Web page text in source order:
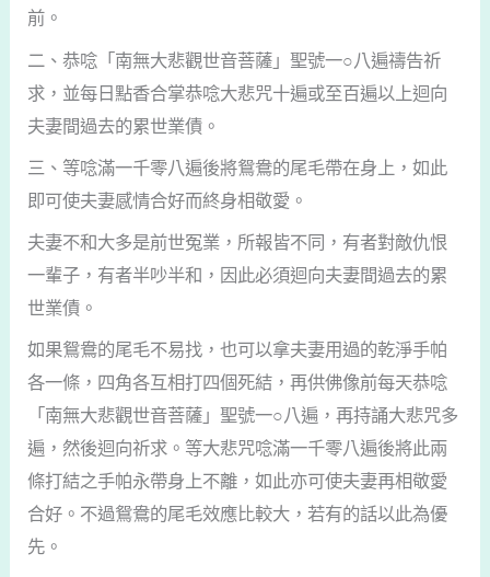
前。
二、恭唸「南無大悲觀世音菩薩」聖號一○八遍禱告祈
求，並每日點香合掌恭唸大悲咒十遍或至百遍以上迴向
夫妻間過去的累世業債。
三、等唸滿一千零八遍後將鴛鴦的尾毛帶在身上，如此
即可使夫妻感情合好而終身相敬愛。
夫妻不和大多是前世冤業，所報皆不同，有者對敵仇恨
一輩子，有者半吵半和，因此必須迴向夫妻間過去的累
世業債。
如果鴛鴦的尾毛不易找，也可以拿夫妻用過的乾淨手帕
各一條，四角各互相打四個死結，再供佛像前每天恭唸
「南無大悲觀世音菩薩」聖號一○八遍，再持誦大悲咒多
遍，然後迴向祈求。等大悲咒唸滿一千零八遍後將此兩
條打結之手帕永帶身上不離，如此亦可使夫妻再相敬愛
合好。不過鴛鴦的尾毛效應比較大，若有的話以此為優
先。